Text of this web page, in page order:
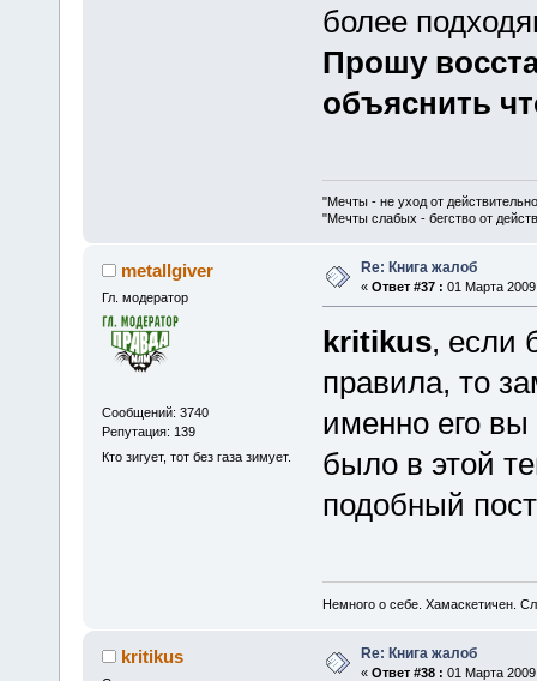
более
Прошу
объяснить
"Мечты - не уход от
"Мечты слабых - бегство от
metallgiver
Гл. модератор
Сообщений: 3740
Репутация: 139
Кто зигует, тот без газа зимует.
Re: Книга жалоб
« Ответ #37 : 01 Марта
kritikus, если
правила, то
именно его
было в этой
подобный
Немного о себе. Хамаскетичен.
kritikus Re: Книга жалоб
« Ответ #38 : 01 Марта